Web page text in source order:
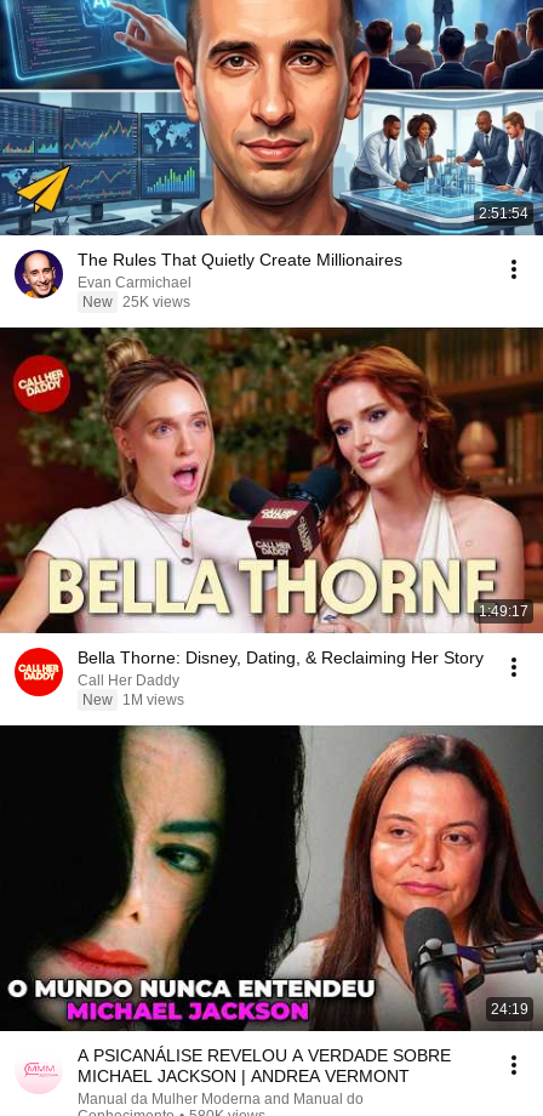
2:51:54
The Rules That Quietly Create Millionaires
Evan Carmichael
New 25K views
1:49:17
Bella Thorne: Disney, Dating, & Reclaiming Her Story
Call Her Daddy
New
1M views
24:19
A PSICANÁLISE REVELOU A VERDADE SOBRE
MICHAEL JACKSON | ANDREA VERMONT
Manual da Mulher Moderna and Manual do